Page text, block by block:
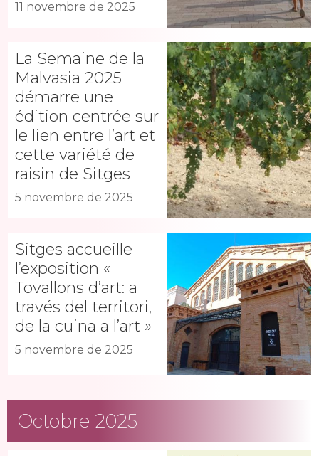
11 novembre de 2025
La Semaine de la
Malvasia 2025
démarre une
édition centrée sur
le lien entre l’art et
cette variété de
raisin de Sitges
5 novembre de 2025
Sitges accueille
l’exposition «
Tovallons d’art: a
través del territori,
de la cuina a l’art »
5 novembre de 2025
Octobre 2025